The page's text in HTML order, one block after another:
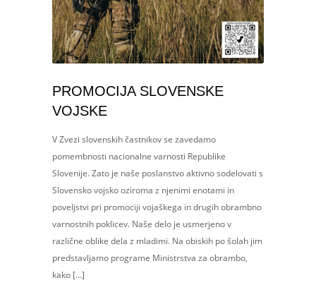
PROMOCIJA SLOVENSKE
VOJSKE
V Zvezi slovenskih častnikov se zavedamo
pomembnosti nacionalne varnosti Republike
Slovenije. Zato je naše poslanstvo aktivno sodelovati s
Slovensko vojsko oziroma z njenimi enotami in
poveljstvi pri promociji vojaškega in drugih obrambno
varnostnih poklicev. Naše delo je usmerjeno v
različne oblike dela z mladimi. Na obiskih po šolah jim
predstavljamo programe Ministrstva za obrambo,
kako […]